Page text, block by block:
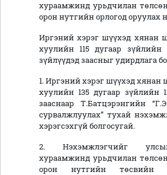
хураамжинд урьдчилан төлсөн
орон нутгийн орлогод оруулах
Иргэний хэрэг шүүхэд хянан
хуулийн 115 дугаар зүйлийн
зүйлүүдэд заасныг удирдлага
1. Иргэний хэрэг шүүхэд хянан
хуулийн 135 дугаар зүйлийн
зааснаар Т.Батцэрэнгийн
сурвалжлуулах” тухай
хэрэгсэхгүй болгосугай.
2. Нэхэмжлэгчийг
хураамжинд урьдчилан төлсөн
орон нутгийн төсвийн